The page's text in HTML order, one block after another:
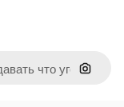
Поиск